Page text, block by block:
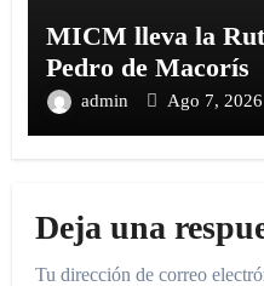
MICM lleva la
Pedro de Macorís
admin Ago 7, 2026
Deja una
Tu dirección de correo